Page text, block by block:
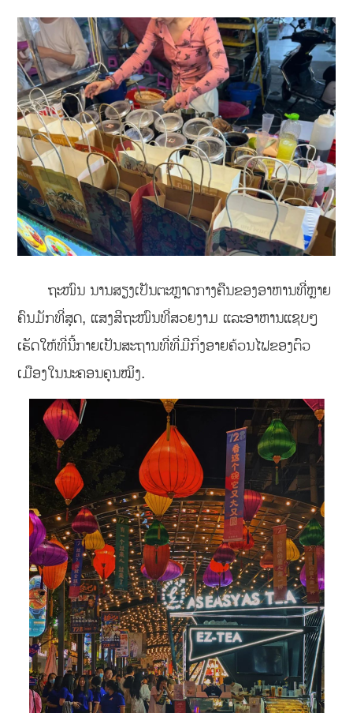
ຖະໜົນ ນານສຽງເປັນຕະຫຼາດກາງຄືນຂອງອາຫານທີ່ຫຼາຍ
ຄົນມັກທີ່ສຸດ, ແສງສີຖະໜົນທີ່ສວຍງາມ ແລະອາຫານແຊບໆ
ເຮັດໃຫ້ທີ່ນີ້ກາຍເປັນສະຖານທີ່ທີ່ມີກິ່ງອາຍຄ້ວນໄຟຂອງຕົວ
ເມືອງໃນນະຄອນຄຸນໝິງ.